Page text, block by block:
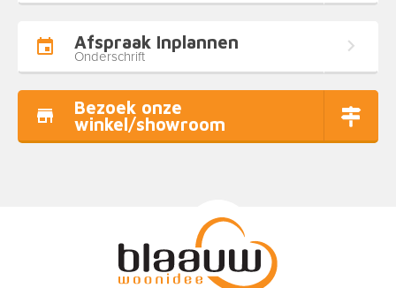
Afspraak Inplannen
Onderschrift
Bezoek onze
winkel/showroom